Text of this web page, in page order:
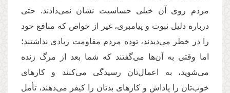
مردم روی آن خیلی حساسیت نشان نمی‌دادند. حتی
درباره دلیل نبوت و پیامبری، غیر از خواص که منافع‌ خود
را در خطر می‌دیدند، توده مردم مقاومت زیادی نداشتند؛
اما وقتی به آن‌ها می‌گفتند که شما بعد از مرگ زنده
می‌شوید، به اعمال‌تان رسیدگی می‌کنند و کارهای
خوب‌تان را پاداش و کارهای بدتان را کیفر می‌دهند، تأمل